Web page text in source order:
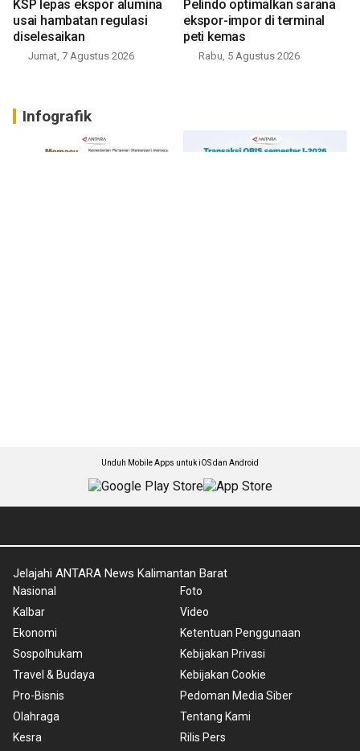
KSP lepas ekspor alumina
usai hambatan regulasi
diselesaikan
Jumat, 7 Agustus 2026
Pelindo optimalkan sarana
ekspor-impor di terminal
peti kemas
Rabu, 5 Agustus 2026
Infografik
Unduh Mobile Apps untuk iOS dan Android
Jelajahi ANTARA News Kalimantan Barat
Nasional
Kalbar
Ekonomi
Sospolhukam
Travel & Budaya
Pro-Bisnis
Olahraga
Kesra
Foto
Video
Ketentuan Penggunaan
Kebijakan Privasi
Kebijakan Cookie
Pedoman Media Siber
Tentang Kami
Rilis Pers